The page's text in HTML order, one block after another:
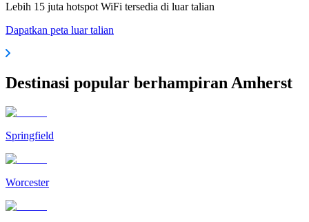
Lebih 15 juta hotspot WiFi tersedia di luar talian
Dapatkan peta luar talian
Destinasi popular berhampiran Amherst
Springfield
Worcester